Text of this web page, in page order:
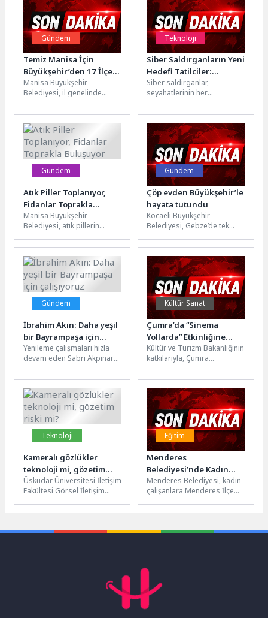
Gündem
Temiz Manisa İçin
Büyükşehir’den 17 İlçeye
Konteyner Desteği
Manisa Büyükşehir
Belediyesi, il genelinde
daha etkin ve verimli
yürütülmesi amacıyla
başlattığı...
Teknoloji
Siber Saldırganların Yeni
Hedefi Tatilciler:
Kaspersky’den Güvenli
Seyahat Rehberi
Siber saldırganlar,
seyahatlerinin her
platformlara giderek daha
fazla bel bağlayan tatilcileri
hedef almaya...
Gündem
Atık Piller Toplanıyor,
Fidanlar Toprakla
Buluşuyor
Manisa Büyükşehir
Belediyesi, atık pillerin
azaltmak ve çevre bilincini
artırmak amacıyla Atık...
Gündem
Çöp evden Büyükşehir’le
hayata tutundu
Kocaeli Büyükşehir
Belediyesi, Gebze’de tek
koşullarda yaşamını
sürdürdüğü belirlenen 60
yaşındaki Süleyman...
Gündem
İbrahim Akın: Daha yeşil
bir Bayrampaşa için
çalışıyoruz
Yenileme çalışmaları hızla
devam eden Sabri Akpınar
bulunan Bayrampaşa
Belediye Başkan Vekili
İbrahim...
Kültür Sanat
Çumra’da “Sinema
Yollarda” Etkinliğine
Yoğun İlgi
Kültür ve Turizm Bakanlığının
katkılarıyla, Çumra
sahipliğinde düzenlenen
"Sinema Yollarda" etkinliği,
Çumralıları kültür...
Teknoloji
Kameralı gözlükler
teknoloji mi, gözetim
riski mi?
Üsküdar Üniversitesi İletişim
Fakültesi Görsel İletişim
Eğitim
Menderes
Belediyesi’nde Kadın
Sağlığı Eğitimi
Menderes Belediyesi, kadın
çalışanlara Menderes İlçe
Belediyesi,...